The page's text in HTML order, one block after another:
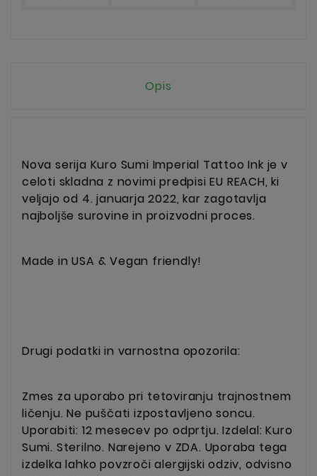
Opis
Nova serija Kuro Sumi Imperial Tattoo Ink je v
celoti skladna z novimi predpisi EU REACH, ki
veljajo od 4. januarja 2022, kar zagotavlja
najboljše surovine in proizvodni proces.
Made in USA & Vegan friendly!
Drugi podatki in varnostna opozorila:
Zmes za uporabo pri tetoviranju trajnostnem
ličenju. Ne puščati izpostavljeno soncu.
Uporabiti: 12 mesecev po odprtju. Izdelal: Kuro
Sumi. Sterilno. Narejeno v ZDA. Uporaba tega
izdelka lahko povzroči alergijski odziv, odvisno